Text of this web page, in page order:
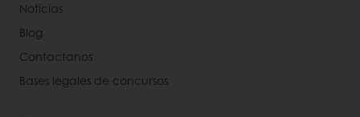
Noticias
Blog
Contactanos
Bases legales de concursos